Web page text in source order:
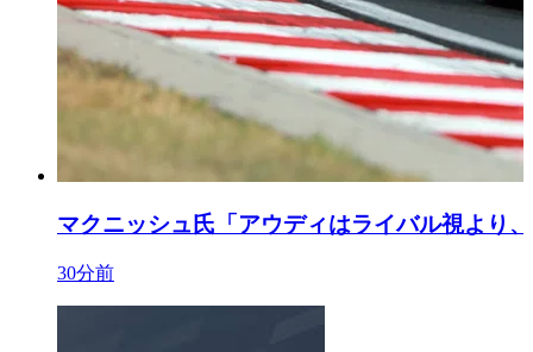
マクニッシュ氏「アウディはライバル視より
30分前